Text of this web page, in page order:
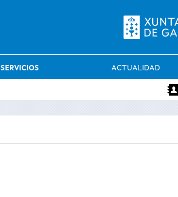
SERVICIOS ACTUALIDAD